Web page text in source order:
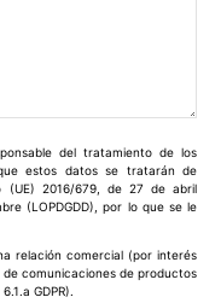
del tratamiento de los
estos datos se tratarán de
(UE) 2016/679, de 27 de abril
(LOPDGDD), por lo que se le
relación comercial (por interés
de comunicaciones de productos
GDPR).